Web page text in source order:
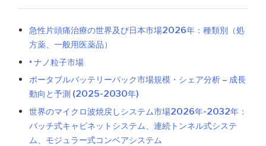
急性片頭痛治療の世界及び日本市場2026年：種類別（処
方薬、一般用医薬品）
• ナノ粒子市場
ポータブルバッテリーパック市場規模・シェア分析 – 成長
動向と予測 (2025-2030年)
世界のマイクロ波焼戻しシステム市場2026年-2032年：
バッチ式キャビネットシステム、連続トンネル式システ
ム、モジュラー式コンベアシステム